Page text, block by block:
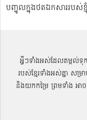
បញ្ចូលក្នុងថតឯកសាររបស់ខ្ញុំ
អ្វីៗទាំងអស់ដែលតម្កល់ទុ
របស់ខ្មែរទាំងអស់គ្នា ស
និងយកកម្រៃ ព្រមទាំង អា